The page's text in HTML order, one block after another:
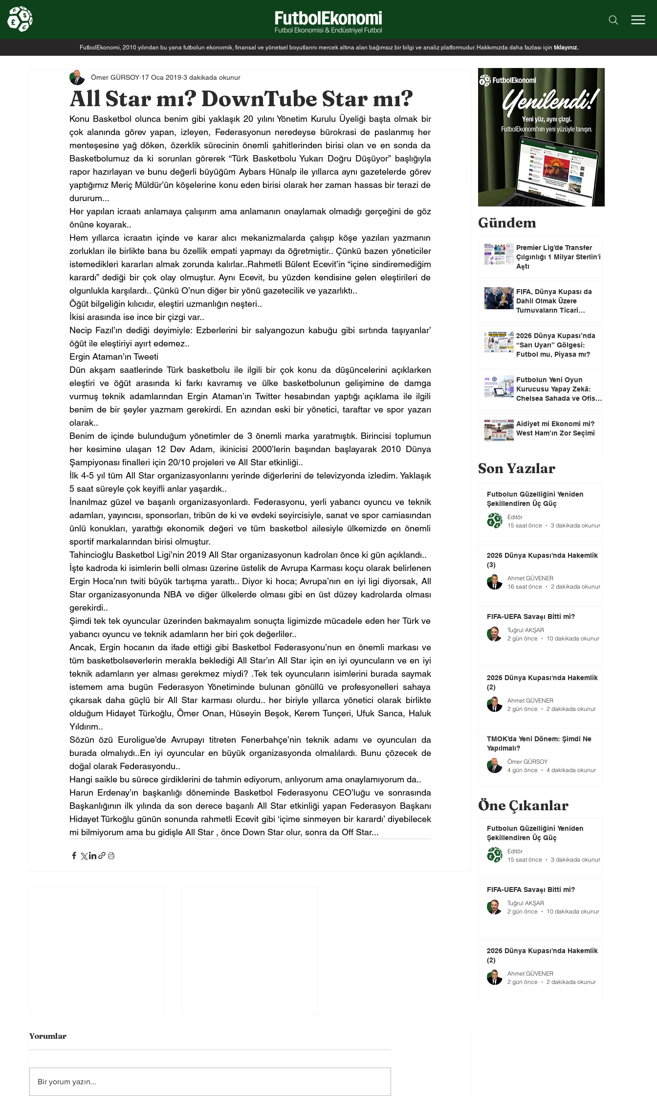
FutbolEkonomi, 2010 yılından bu yana futbolun ekonomik, finansal ve yönetsel boyutlarını mercek altına alan bağımsız bir bilgi ve analiz platformudur. Hakkımızda daha fazlası için tıklayınız.
All Star mı? DownTube Star mı?
Ömer GÜRSOY 17 Oca 2019 3 dakikada okunur
Konu Basketbol olunca benim gibi yaklaşık 20 yılını Yönetim Kurulu Üyeliği başta olmak bir
çok alanında görev yapan, izleyen, Federasyonun neredeyse bürokrasi de paslanmış her
menteşesine yağ döken, özerklik sürecinin önemli şahitlerinden birisi olan ve en sonda da
Basketbolumuz da ki sorunları görerek “Türk Basketbolu Yukarı Doğru Düşüyor” başlığıyla
rapor hazırlayan ve bunu değerli büyüğüm Aybars Hünalp ile yıllarca aynı gazetelerde görev
yaptığımız Meriç Müldür’ün köşelerine konu eden birisi olarak her zaman hassas bir terazi de
dururum...
Her yapılan icraatı anlamaya çalışırım ama anlamanın onaylamak olmadığı gerçeğini de göz
önüne koyarak..
Hem yıllarca icraatın içinde ve karar alıcı mekanizmalarda çalışıp köşe yazıları yazmanın
zorlukları ile birlikte bana bu özellik empati yapmayı da öğretmiştir.. Çünkü bazen yöneticiler
istemedikleri kararları almak zorunda kalırlar..Rahmetli Bülent Ecevit’in “içine sindiremediğim
karardı” dediği bir çok olay olmuştur. Aynı Ecevit, bu yüzden kendisine gelen eleştirileri de
olgunlukla karşılardı.. Çünkü O’nun diğer bir yönü gazetecilik ve yazarlıktı..
Öğüt bilgeliğin kılıcıdır, eleştiri uzmanlığın neşteri..
İkisi arasında ise ince bir çizgi var..
Necip Fazıl’ın dediği deyimiyle: Ezberlerini bir salyangozun kabuğu gibi sırtında taşıyanlar’
öğüt ile eleştiriyi ayırt edemez..
Ergin Ataman’ın Tweeti
Dün akşam saatlerinde Türk basketbolu ile ilgili bir çok konu da düşüncelerini açıklarken
eleştiri ve öğüt arasında ki farkı kavramış ve ülke basketbolunun gelişimine de damga
vurmuş teknik adamlarından Ergin Ataman’ın Twitter hesabından yaptığı açıklama ile ilgili
benim de bir şeyler yazmam gerekirdi. En azından eski bir yönetici, taraftar ve spor yazarı
olarak..
Benim de içinde bulunduğum yönetimler de 3 önemli marka yaratmıştık. Birincisi toplumun
her kesimine ulaşan 12 Dev Adam, ikinicisi 2000’lerin başından başlayarak 2010 Dünya
Şampiyonası finalleri için 20/10 projeleri ve All Star etkinliği..
İlk 4-5 yıl tüm All Star organizasyonlarını yerinde diğerlerini de televizyonda izledim. Yaklaşık
5 saat süreyle çok keyifli anlar yaşardık..
İnanılmaz güzel ve başarılı organizasyonlardı. Federasyonu, yerli yabancı oyuncu ve teknik
adamları, yayıncısı, sponsorları, tribün de ki ve evdeki seyircisiyle, sanat ve spor camiasından
ünlü konukları, yarattığı ekonomik değeri ve tüm basketbol ailesiyle ülkemizde en önemli
sportif markalarından birisi olmuştur.
Tahincioğlu Basketbol Ligi’nin 2019 All Star organizasyonun kadroları önce ki gün açıklandı..
İşte kadroda ki isimlerin belli olması üzerine üstelik de Avrupa Karması koçu olarak belirlenen
Ergin Hoca’nın twiti büyük tartışma yarattı.. Diyor ki hoca; Avrupa’nın en iyi ligi diyorsak, All
Star organizasyonunda NBA ve diğer ülkelerde olması gibi en üst düzey kadrolarda olması
gerekirdi..
Şimdi tek tek oyuncular üzerinden bakmayalım sonuçta ligimizde mücadele eden her Türk ve
yabancı oyuncu ve teknik adamların her biri çok değerliler..
Ancak, Ergin hocanın da ifade ettiği gibi Basketbol Federasyonu’nun en önemli markası ve
tüm basketbolseverlerin merakla beklediği All Star’ın All Star için en iyi oyuncuların ve en iyi
teknik adamların yer alması gerekmez miydi? .Tek tek oyuncuların isimlerini burada saymak
istemem ama bugün Federasyon Yönetiminde bulunan gönüllü ve profesyonelleri sahaya
çıkarsak daha güçlü bir All Star karması olurdu.. her biriyle yıllarca yönetici olarak birlikte
olduğum Hidayet Türkoğlu, Ömer Onan, Hüseyin Beşok, Kerem Tunçeri, Ufuk Sarıca, Haluk
Yıldırım..
Sözün özü Euroligue’de Avrupayı titreten Fenerbahçe’nin teknik adamı ve oyuncuları da
burada olmalıydı..En iyi oyuncular en büyük organizasyonda olmalılardı. Bunu çözecek de
doğal olarak Federasyondu..
Hangi saikle bu sürece girdiklerini de tahmin ediyorum, anlıyorum ama onaylamıyorum da..
Harun Erdenay’ın başkanlığı döneminde Basketbol Federasyonu CEO’luğu ve sonrasında
Başkanlığının ilk yılında da son derece başarılı All Star etkinliği yapan Federasyon Başkanı
Hidayet Türkoğlu günün sonunda rahmetli Ecevit gibi ‘içime sinmeyen bir karardı’ diyebilecek
mi bilmiyorum ama bu gidişle All Star , önce Down Star olur, sonra da Off Star...
Yorumlar
Bir yorum yazın...
Gündem
Premier Lig’de Transfer
Çılgınlığı 1 Milyar Sterlin'i
Aştı
FIFA, Dünya Kupası da
Dahil Olmak Üzere
Turnuvaların Ticari
2026 Dünya Kupası’nda
“Sarı Uyarı” Gölgesi:
Futbol mu, Piyasa mı?
Futbolun Yeni Oyun
Kurucusu Yapay Zekâ:
Chelsea Sahada ve Ofiste
Aidiyet mi Ekonomi mi?
West Ham’ın Zor Seçimi
Son Yazılar
Futbolun Güzelliğini Yeniden
Şekillendiren Üç Güç
Editör
15 saat önce
3 dakikada okunur
2026 Dünya Kupası'nda Hakemlik
(3)
Ahmet GÜVENER
16 saat önce
2 dakikada okunur
FIFA-UEFA Savaşı Bitti mi?
Tuğrul AKŞAR
2 gün önce
10 dakikada okunur
2026 Dünya Kupası'nda Hakemlik
(2)
Ahmet GÜVENER
2 gün önce
2 dakikada okunur
TMOK’da Yeni Dönem: Şimdi Ne
Yapılmalı?
Ömer GÜRSOY
4 gün önce
4 dakikada okunur
Öne Çıkanlar
Futbolun Güzelliğini Yeniden
Şekillendiren Üç Güç
Editör
15 saat önce
3 dakikada okunur
FIFA-UEFA Savaşı Bitti mi?
Tuğrul AKŞAR
2 gün önce
10 dakikada okunur
2026 Dünya Kupası'nda Hakemlik
(2)
Ahmet GÜVENER
2 gün önce
2 dakikada okunur